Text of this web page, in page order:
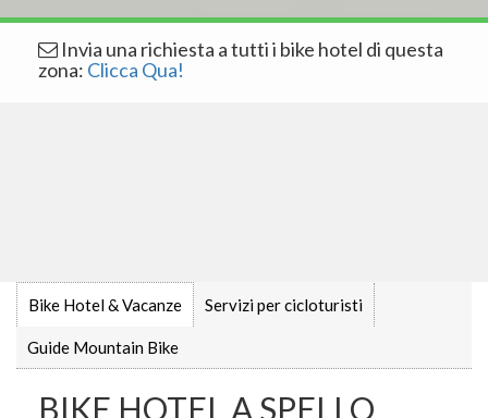
Invia una richiesta a tutti i bike hotel di questa
zona: Clicca Qua!
Bike Hotel & Vacanze Servizi per cicloturisti
Guide Mountain Bike
BIKE HOTEL A SPELLO